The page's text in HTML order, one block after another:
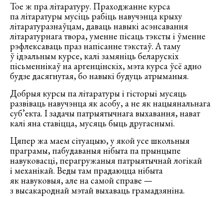
Тое ж пра літаратуру. Праходжанне курса
па літаратуры мусіць рабіць навучэнца крыху
літаратуразнаўцам, даваць навыкі асэнсавання
літаратурнага твора, уменне пісаць тэксты і ўменне
рэфлексаваць праз напісанне тэкстаў. А таму
ў ідэальным курсе, калі замяніць беларускіх
пісьменнікаў на аргенцінскіх, мэта курса ўсё адно
будзе дасягнутая, бо навыкі будуць атрыманыя.
Добрыя курсы па літаратуры і гісторыі мусяць
развіваць навучэнца як асобу, а не як нацыянальнага
суб’екта. І задачы патрыятычнага выхавання, нават
калі яна ставіцца, мусяць быць другаснымі.
Цяпер жа маем сітуацыю, у якой усе школьныя
праграмы, пабудаваныя нібыта па прынцыпе
навуковасці, перагружаныя патрыятычнай логікай
і механікай. Веды там прадаюцца нібыта
як навуковыя, але на самой справе —
з высакароднай мэтай выхаваць грамадзяніна.